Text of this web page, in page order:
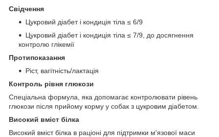
Свідчення
Цукровий діабет і кондиція тіла ≤ 6/9
Цукровий діабет і кондиція тіла ≤ 7/9, до досягнення
контролю глікемії
Протипоказання
Ріст, вагітність/лактація
Контроль рівня глюкози
Спеціальна формула, яка допомагає контролювати рівень
глюкози після прийому корму у собак з цукровим діабетом.
Високий вміст білка
Високий вміст білка в раціоні для підтримки м'язової маси